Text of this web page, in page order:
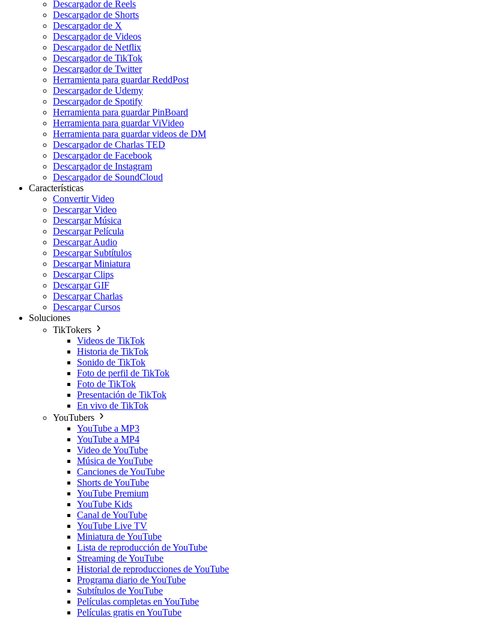
Descargador de Reels
Descargador de Shorts
Descargador de X
Descargador de Videos
Descargador de Netflix
Descargador de TikTok
Descargador de Twitter
Herramienta para guardar ReddPost
Descargador de Udemy
Descargador de Spotify
Herramienta para guardar PinBoard
Herramienta para guardar ViVideo
Herramienta para guardar videos de DM
Descargador de Charlas TED
Descargador de Facebook
Descargador de Instagram
Descargador de SoundCloud
Características
Convertir Video
Descargar Video
Descargar Música
Descargar Película
Descargar Audio
Descargar Subtítulos
Descargar Miniatura
Descargar Clips
Descargar GIF
Descargar Charlas
Descargar Cursos
Soluciones
TikTokers
Videos de TikTok
Historia de TikTok
Sonido de TikTok
Foto de perfil de TikTok
Foto de TikTok
Presentación de TikTok
En vivo de TikTok
YouTubers
YouTube a MP3
YouTube a MP4
Video de YouTube
Música de YouTube
Canciones de YouTube
Shorts de YouTube
YouTube Premium
YouTube Kids
Canal de YouTube
YouTube Live TV
Miniatura de YouTube
Lista de reproducción de YouTube
Streaming de YouTube
Historial de reproducciones de YouTube
Programa diario de YouTube
Subtítulos de YouTube
Películas completas en YouTube
Películas gratis en YouTube